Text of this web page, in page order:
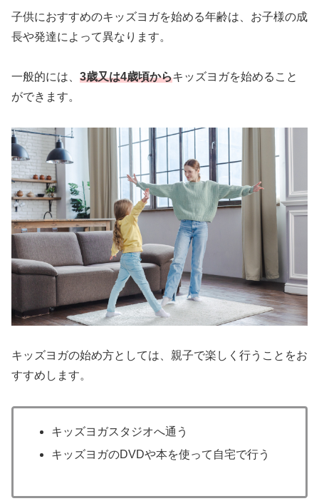
子供におすすめのキッズヨガを始める年齢は、お子様の成
長や発達によって異なります。
一般的には、 3歳又は4歳頃からキッズヨガを始めること
ができます。
キッズヨガの始め方としては、親子で楽しく行うことをお
すすめします。
キッズヨガスタジオへ通う
キッズヨガのDVDや本を使って自宅で行う